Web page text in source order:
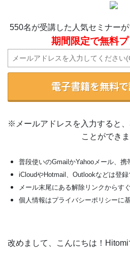
550名が受講した人気セミナー
期間限定で無料
電子書籍を無料
※メールアドレスを入力すると
ことができま
普段使いのGmailかYahooメール、
iCloudやHotmail、Outlookなどは登
メール末尾にある解除リンクからす
個人情報はプライバシーポリシーに
改めまして、こんにちは！Hitomi